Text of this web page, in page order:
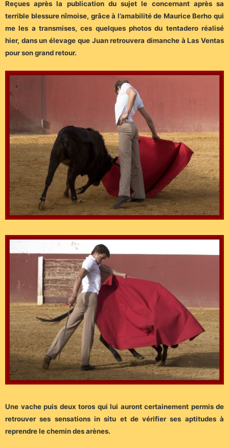
Reçues après la publication du sujet le concernant après sa
terrible blessure nîmoise, grâce à l’amabilité de Maurice Berho qui
me les a transmises, ces quelques photos du tentadero réalisé
hier, dans un élevage que Juan retrouvera dimanche à Las Ventas
pour son grand retour.
Une vache puis deux toros qui lui auront certainement permis de
retrouver ses sensations in situ et de vérifier ses aptitudes à
reprendre le chemin des arènes.